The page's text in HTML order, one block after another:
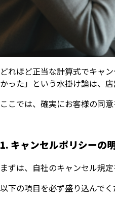
どれほど正当な計算式でキャ
かった」という水掛け論は、
ここでは、確実にお客様の同
1. キャンセルポリシーの
まずは、自社のキャンセル規定
以下の項目を必ず盛り込んでく